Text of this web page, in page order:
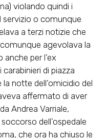
violando quindi i
servizio o comunque
a terzi notizie che
agevolava la
anche per l’ex
di piazza
notte dell’omicidio del
affermato di aver
Andrea Varriale,
dell’ospedale
che ora ha chiuso le